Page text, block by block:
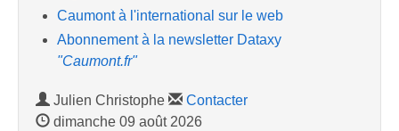
Caumont à l'international sur le web
Abonnement à la newsletter Dataxy
"Caumont.fr"
Julien Christophe
Contacter
dimanche 09 août 2026